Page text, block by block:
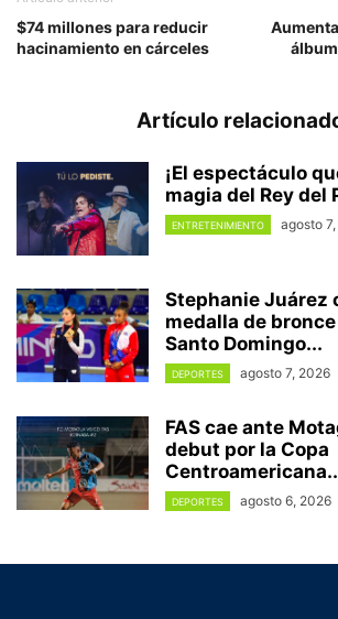
$74 millones para reducir
hacinamiento en cárceles
Artículo
¡El espectáculo
magia del Rey del
ENTRETENIMIENTO agosto
Stephanie Juárez
medalla de
Santo Domingo...
DEPORTES agosto 7, 2026
FAS cae ante
debut por la Copa
DEPORTES agosto 6, 2026